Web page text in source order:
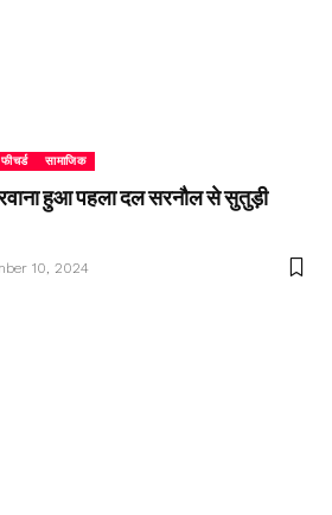
फीचर्ड सामाजिक
रवाना हुआ पहला दल सरनौल से सुतुड़ी
10, 2024